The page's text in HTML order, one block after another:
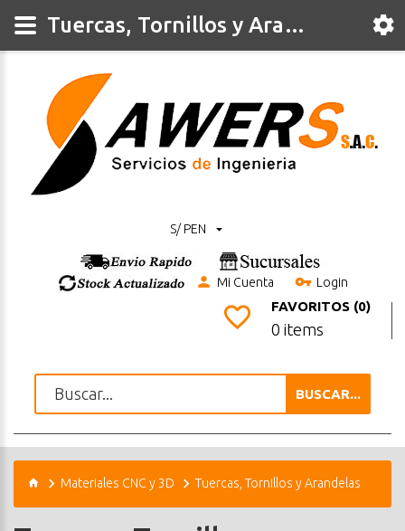
S/ PEN
Mi Cuenta Login
FAVORITOS (0)
0 items
BUSCAR...
Materiales CNC y 3D Tuercas, Tornillos y Arandelas
Tuercas, Tornillos y Arandelas